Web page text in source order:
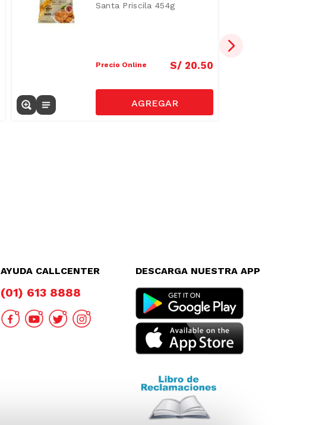
Santa Priscila 454g
Precio Online S/ 20.50
AYUDA CALLCENTER
(01) 613 8888
DESCARGA NUESTRA APP